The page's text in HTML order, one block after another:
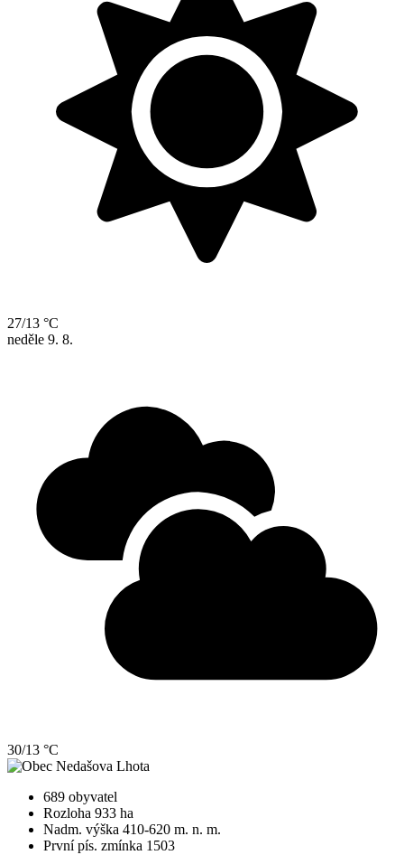
27/13 °C
neděle 9. 8.
30/13 °C
689 obyvatel
Rozloha 933 ha
Nadm. výška 410-620 m. n. m.
První pís. zmínka 1503